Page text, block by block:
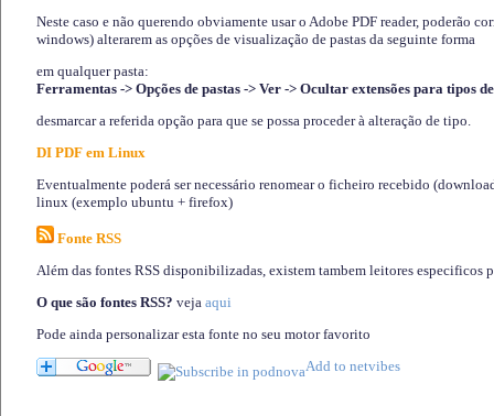
Neste caso e não querendo obviamente usar o Adobe PDF reader, poderão
windows) alterarem as opções de visualização de pastas da seguinte forma
em qualquer pasta:
Ferramentas -> Opções de pastas -> Ver -> Ocultar extensões para tipos
desmarcar a referida opção para que se possa proceder à alteração de tipo.
DI PDF em Linux
Eventualmente poderá ser necessário renomear o ficheiro recebido
linux (exemplo ubuntu + firefox)
Fonte RSS
Além das fontes RSS disponibilizadas, existem tambem leitores especificos
O que são fontes RSS? veja aqui
Pode ainda personalizar esta fonte no seu motor favorito